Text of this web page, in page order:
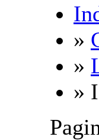
»
»
»